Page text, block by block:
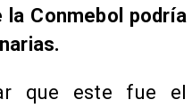
la Conmebol podría
que este fue el